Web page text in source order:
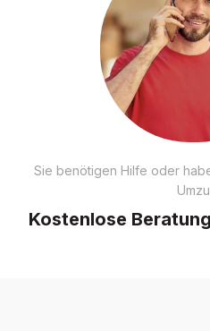
Sie benötigen Hilfe oder
Kostenlose